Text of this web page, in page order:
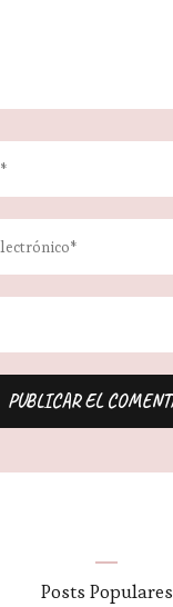
Posts Populares